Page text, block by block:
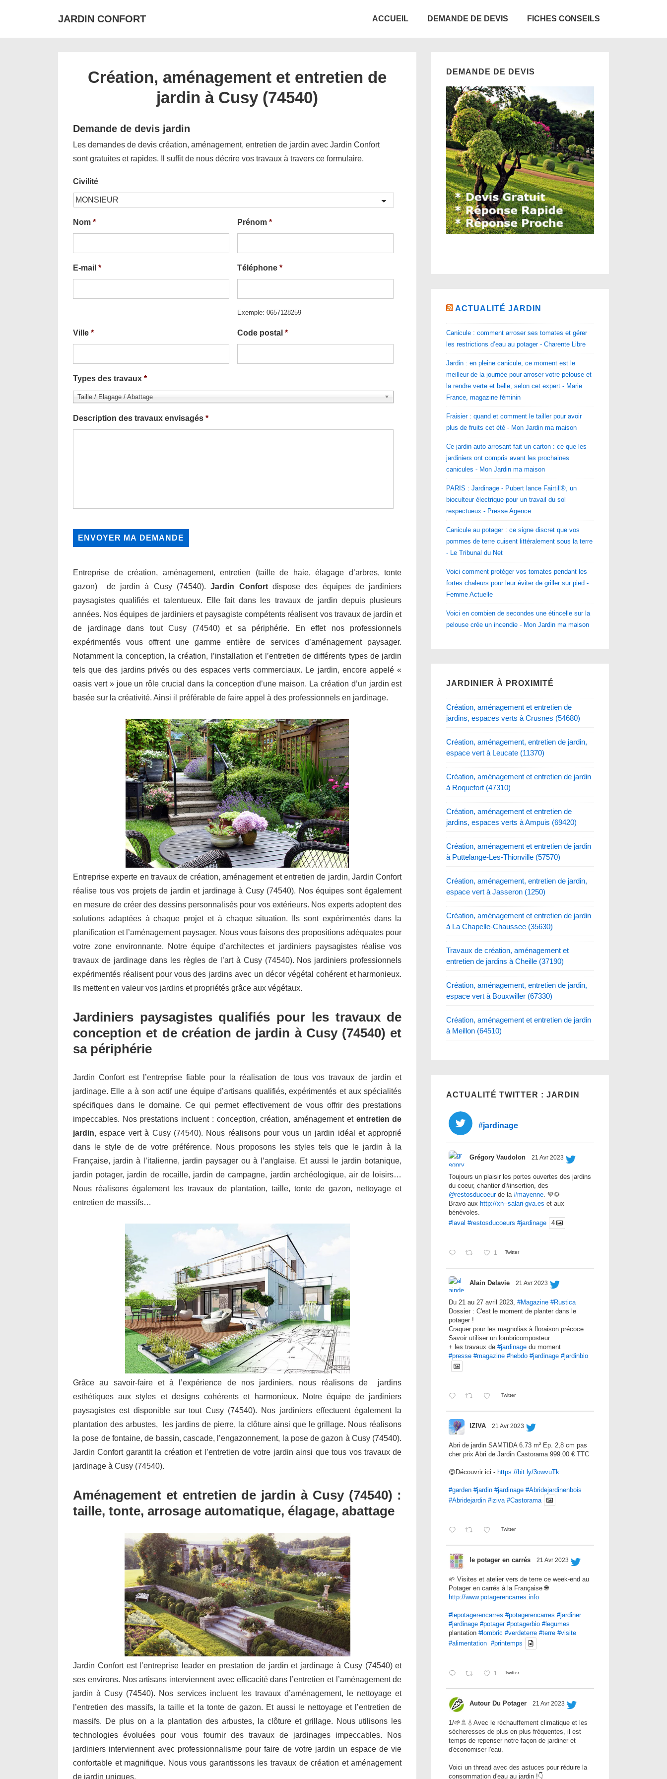
JARDIN CONFORT ACCUEIL DEMANDE DE DEVIS FICHES CONSEILS
Création, aménagement et entretien de
jardin à Cusy (74540)
Demande de devis jardin
Les demandes de devis création, aménagement, entretien de jardin avec Jardin Confort
sont gratuites et rapides. Il suffit de nous décrire vos travaux à travers ce formulaire.
Civilité
Nom * Prénom *
E-mail * Téléphone *
Exemple: 0657128259
Ville * Code postal *
Types des travaux *
Taille / Elagage / Abattage
Description des travaux envisagés *
Entreprise de création, aménagement, entretien (taille de haie, élagage d’arbres, tonte
gazon) de jardin à Cusy (74540).Jardin Confortdispose des équipes de jardiniers
paysagistes qualifiés et talentueux. Elle fait dans les travaux de jardin depuis plusieurs
années. Nos équipes de jardiniers et paysagiste compétents réalisent vos travaux de jardin et
de jardinage dans tout Cusy (74540) et sa périphérie. En effet nos professionnels
expérimentés vous offrent une gamme entière de services d’aménagement paysager.
Notamment la conception, la création, l’installation et l’entretien de différents types de jardin
tels que des jardins privés ou des espaces verts commerciaux. Le jardin, encore appelé «
oasis vert » joue un rôle crucial dans la conception d’une maison. La création d’un jardin est
basée sur la créativité. Ainsi il préférable de faire appel à des professionnels en jardinage.
Entreprise experte en travaux de création, aménagement et entretien de jardin, Jardin Confort
réalise tous vos projets de jardin et jardinage à Cusy (74540). Nos équipes sont également
en mesure de créer des dessins personnalisés pour vos extérieurs. Nos experts adoptent des
solutions adaptées à chaque projet et à chaque situation. Ils sont expérimentés dans la
planification et l’aménagement paysager. Nous vous faisons des propositions adéquates pour
votre zone environnante. Notre équipe d’architectes et jardiniers paysagistes réalise vos
travaux de jardinage dans les règles de l’art à Cusy (74540). Nos jardiniers professionnels
expérimentés réalisent pour vous des jardins avec un décor végétal cohérent et harmonieux.
Ils mettent en valeur vos jardins et propriétés grâce aux végétaux.
Jardiniers paysagistes qualifiés pour les travaux de
conception et de création de jardin à Cusy (74540) et
sa périphérie
Jardin Confort est l’entreprise fiable pour la réalisation de tous vos travaux de jardin et
jardinage. Elle a à son actif une équipe d’artisans qualifiés, expérimentés et aux spécialités
spécifiques dans le domaine. Ce qui permet effectivement de vous offrir des prestations
impeccables. Nos prestations incluent : conception, création, aménagement et entretien de
jardin, espace vert à Cusy (74540). Nous réalisons pour vous un jardin idéal et approprié
dans le style de de votre préférence. Nous proposons les styles tels que le jardin à la
Française, jardin à l’italienne, jardin paysager ou à l’anglaise. Et aussi le jardin botanique,
jardin potager, jardin de rocaille, jardin de campagne, jardin archéologique, air de loisirs…
Nous réalisons également les travaux de plantation, taille, tonte de gazon, nettoyage et
entretien de massifs…
Grâce au savoir-faire et à l’expérience de nos jardiniers, nous réalisons de jardins
esthétiques aux styles et designs cohérents et harmonieux. Notre équipe de jardiniers
paysagistes est disponible sur tout Cusy (74540). Nos jardiniers effectuent également la
plantation des arbustes, les jardins de pierre, la clôture ainsi que le grillage. Nous réalisons
la pose de fontaine, de bassin, cascade, l’engazonnement, la pose de gazon à Cusy (74540).
Jardin Confort garantit la création et l’entretien de votre jardin ainsi que tous vos travaux de
jardinage à Cusy (74540).
Aménagement et entretien de jardin à Cusy (74540) :
taille, tonte, arrosage automatique, élagage, abattage
Jardin Confort est l’entreprise leader en prestation de jardin et jardinage à Cusy (74540) et
ses environs. Nos artisans interviennent avec efficacité dans l’entretien et l’aménagement de
jardin à Cusy (74540). Nos services incluent les travaux d’aménagement, le nettoyage et
l’entretien des massifs, la taille et la tonte de gazon. Et aussi le nettoyage et l’entretien de
massifs. De plus on a la plantation des arbustes, la clôture et grillage. Nous utilisons les
technologies évoluées pour vous fournir des travaux de jardinages impeccables. Nos
jardiniers interviennent avec professionnalisme pour faire de votre jardin un espace de vie
confortable et magnifique. Nous vous garantissons les travaux de création et aménagement
de jardin uniques.
DEMANDE DE DEVIS
ACTUALITÉ JARDIN
Canicule : comment arroser ses tomates et gérer
les restrictions d’eau au potager - Charente Libre
Jardin : en pleine canicule, ce moment est le
meilleur de la journée pour arroser votre pelouse et
la rendre verte et belle, selon cet expert - Marie
France, magazine féminin
Fraisier : quand et comment le tailler pour avoir
plus de fruits cet été - Mon Jardin ma maison
Ce jardin auto-arrosant fait un carton : ce que les
jardiniers ont compris avant les prochaines
canicules - Mon Jardin ma maison
PARIS : Jardinage - Pubert lance Fairtill®, un
bioculteur électrique pour un travail du sol
respectueux - Presse Agence
Canicule au potager : ce signe discret que vos
pommes de terre cuisent littéralement sous la terre
- Le Tribunal du Net
Voici comment protéger vos tomates pendant les
fortes chaleurs pour leur éviter de griller sur pied -
Femme Actuelle
Voici en combien de secondes une étincelle sur la
pelouse crée un incendie - Mon Jardin ma maison
JARDINIER À PROXIMITÉ
Création, aménagement et entretien de
jardins, espaces verts à Crusnes (54680)
Création, aménagement, entretien de jardin,
espace vert à Leucate (11370)
Création, aménagement et entretien de jardin
à Roquefort (47310)
Création, aménagement et entretien de
jardins, espaces verts à Ampuis (69420)
Création, aménagement et entretien de jardin
à Puttelange-Les-Thionville (57570)
Création, aménagement, entretien de jardin,
espace vert à Jasseron (1250)
Création, aménagement et entretien de jardin
à La Chapelle-Chaussee (35630)
Travaux de création, aménagement et
entretien de jardins à Cheille (37190)
Création, aménagement, entretien de jardin,
espace vert à Bouxwiller (67330)
Création, aménagement et entretien de jardin
à Meillon (64510)
ACTUALITÉ TWITTER : JARDIN
#jardinage
Grégory Vaudolon 21 Avr 2023
Toujours un plaisir les portes ouvertes des jardins
du coeur, chantier d'#insertion, des
@restosducoeurde la#mayenne. 💚🌻
Bravo aux http://xn--salari-gva.es et aux
bénévoles.
#laval #restosducoeurs #jardinage 4
1 Twitter
Alain Delavie 21 Avr 2023
Du 21 au 27 avril 2023,#Magazine #Rustica
Dossier : C'est le moment de planter dans le
potager !
Craquer pour les magnolias à floraison précoce
Savoir utiliser un lombricomposteur
+ les travaux de#jardinage du moment
#presse #magazine #hebdo #jardinage #jardinbio
Twitter
IZIVA 21 Avr 2023
Abri de jardin SAMTIDA 6.73 m² Ep. 2,8 cm pas
cher prix Abri de Jardin Castorama 999.00 € TTC
😍Découvrir ici - https://bit.ly/3owvuTk
#garden #jardin #jardinage #Abridejardinenbois
#Abridejardin #iziva #Castorama
Twitter
le potager en carrés 21 Avr 2023
🌱 Visites et atelier vers de terre ce week-end au
Potager en carrés à la Française 🌐
http://www.potagerencarres.info
#lepotagerencarres #potagerencarres #jardiner
#jardinage #potager #potagerbio #legumes
plantation#lombric #verdeterre #terre #visite
#alimentation #printemps
1 Twitter
Autour Du Potager 21 Avr 2023
1/🌱🚿💧Avec le réchauffement climatique et les
sécheresses de plus en plus fréquentes, il est
temps de repenser notre façon de jardiner et
d'économiser l'eau.
Voici un thread avec des astuces pour réduire la
consommation d'eau au jardin !👇